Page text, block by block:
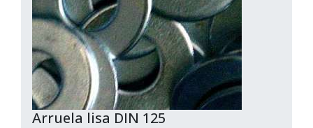
Arruela lisa DIN 125